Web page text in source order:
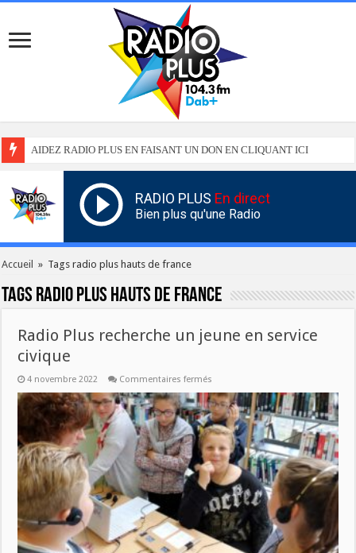
AIDEZ RADIO PLUS EN FAISANT UN DON EN CLIQUANT ICI
RADIO PLUS En direct
Bien plus qu'une Radio
Accueil » Tags radio plus hauts de france
Tags radio plus hauts de france
Radio Plus recherche un jeune en service
civique
4 novembre 2022 Commentaires fermés
Plus
recherche
un
jeune
en
service
civique